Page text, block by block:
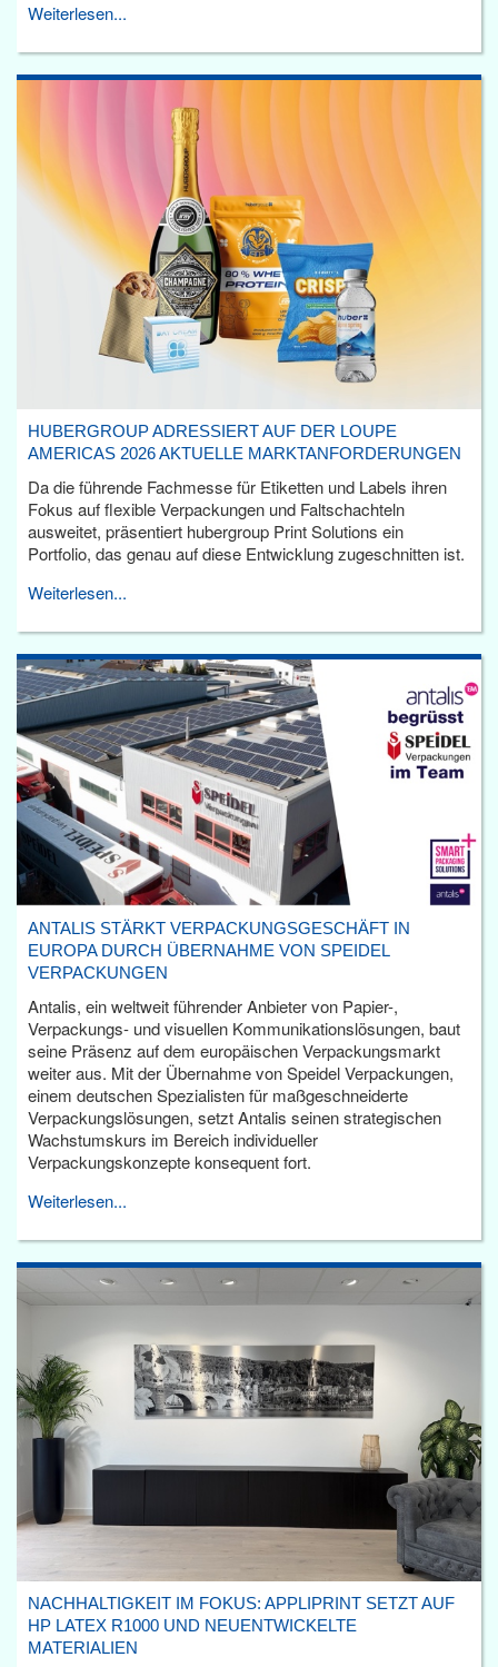
Weiterlesen...
HUBERGROUP ADRESSIERT AUF DER LOUPE
AMERICAS 2026 AKTUELLE MARKTANFORDERUNGEN
Da die führende Fachmesse für Etiketten und Labels ihren
Fokus auf flexible Verpackungen und Faltschachteln
ausweitet, präsentiert hubergroup Print Solutions ein
Portfolio, das genau auf diese Entwicklung zugeschnitten ist.
Weiterlesen...
ANTALIS STÄRKT VERPACKUNGSGESCHÄFT IN
EUROPA DURCH ÜBERNAHME VON SPEIDEL
VERPACKUNGEN
Antalis, ein weltweit führender Anbieter von Papier-,
Verpackungs- und visuellen Kommunikationslösungen, baut
seine Präsenz auf dem europäischen Verpackungsmarkt
weiter aus. Mit der Übernahme von Speidel Verpackungen,
einem deutschen Spezialisten für maßgeschneiderte
Verpackungslösungen, setzt Antalis seinen strategischen
Wachstumskurs im Bereich individueller
Verpackungskonzepte konsequent fort.
Weiterlesen...
NACHHALTIGKEIT IM FOKUS: APPLIPRINT SETZT AUF
HP LATEX R1000 UND NEUENTWICKELTE
MATERIALIEN